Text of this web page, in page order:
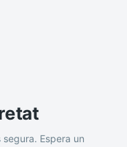
Espera un